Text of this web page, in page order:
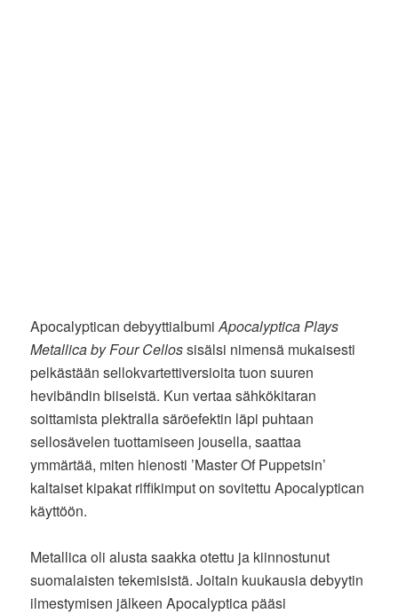
Apocalyptican debyyttialbumiApocalyptica Plays
Metallica by Four Cellossisälsi nimensä mukaisesti
pelkästään sellokvartettiversioita tuon suuren
hevibändin biiseistä. Kun vertaa sähkökitaran
soittamista plektralla säröefektin läpi puhtaan
sellosävelen tuottamiseen jousella, saattaa
ymmärtää, miten hienosti ’Master Of Puppetsin’
kaltaiset kipakat riffikimput on sovitettu Apocalyptican
käyttöön.
Metallica oli alusta saakka otettu ja kiinnostunut
suomalaisten tekemisistä. Joitain kuukausia debyytin
ilmestymisen jälkeen Apocalyptica pääsi